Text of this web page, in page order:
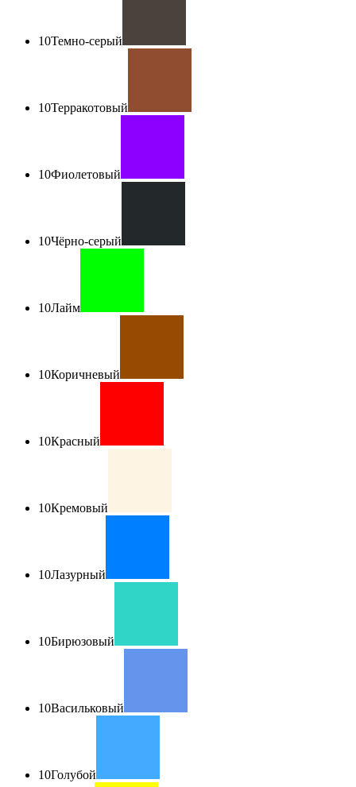
10Темно-серый
10Терракотовый
10Фиолетовый
10Чёрно-серый
10Лайм
10Коричневый
10Красный
10Кремовый
10Лазурный
10Бирюзовый
10Васильковый
10Голубой